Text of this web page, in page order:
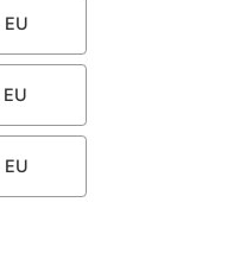
EU
EU
EU